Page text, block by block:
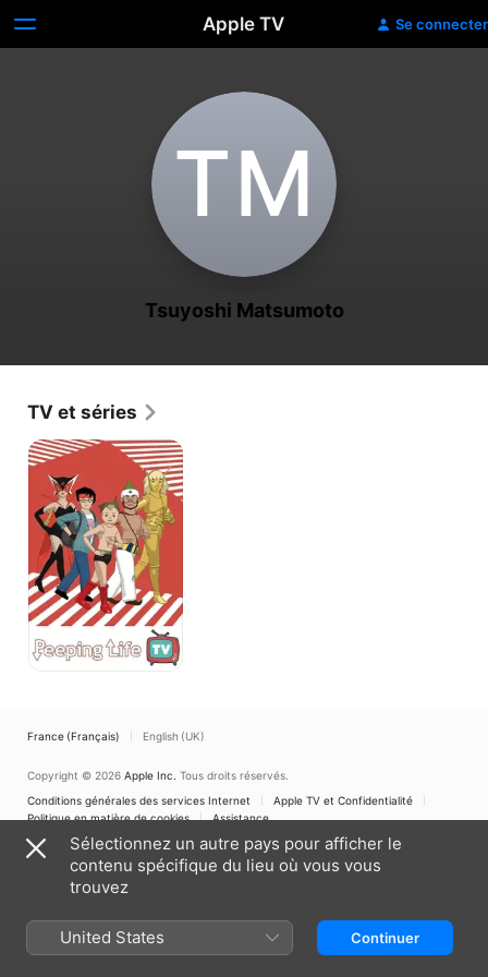
Apple TV Se connecter
T‌M
Tsuyoshi Matsumoto
TV et séries
Peeping
Life
France (Français) English (UK)
Copyright © 2026 Apple Inc. Tous droits réservés.
Conditions générales des services Internet
Apple TV et Confidentialité
Politique en matière de cookies
Assistance
Sélectionnez un autre pays pour afficher le
contenu spécifique du lieu où vous vous
trouvez
United States Continuer